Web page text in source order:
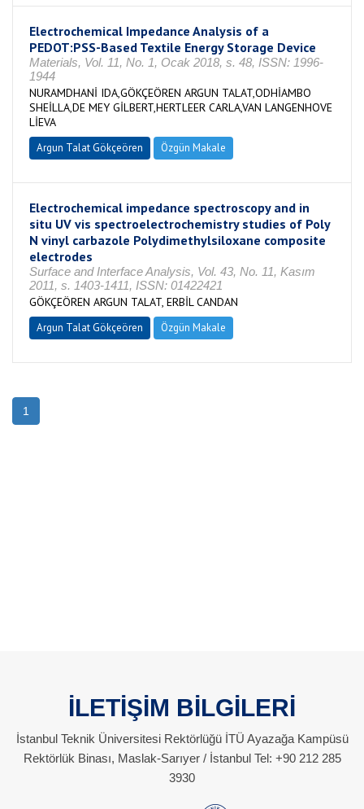
Electrochemical Impedance Analysis of a
PEDOT:PSS-Based Textile Energy Storage Device
Materials, Vol. 11, No. 1, Ocak 2018, s. 48, ISSN: 1996-
1944
NURAMDHANİ IDA,GÖKÇEÖREN ARGUN TALAT,ODHİAMBO
SHEİLLA,DE MEY GİLBERT,HERTLEER CARLA,VAN LANGENHOVE
LİEVA
Argun Talat Gökçeören Özgün Makale
Electrochemical impedance spectroscopy and in
situ UV vis spectroelectrochemistry studies of Poly
N vinyl carbazole Polydimethylsiloxane composite
electrodes
Surface and Interface Analysis, Vol. 43, No. 11, Kasım
2011, s. 1403-1411, ISSN: 01422421
GÖKÇEÖREN ARGUN TALAT, ERBİL CANDAN
Argun Talat Gökçeören Özgün Makale
1
İLETİŞİM BİLGİLERİ
İstanbul Teknik Üniversitesi Rektörlüğü İTÜ Ayazağa Kampüsü
Rektörlük Binası, Maslak-Sarıyer / İstanbul Tel: +90 212 285
3930